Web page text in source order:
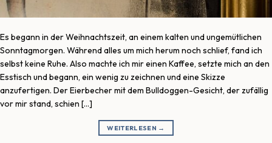
Es begann in der Weihnachtszeit, an einem kalten und ungemütlichen
Sonntagmorgen. Während alles um mich herum noch schlief, fand ich
selbst keine Ruhe. Also machte ich mir einen Kaffee, setzte mich an den
Esstisch und begann, ein wenig zu zeichnen und eine Skizze
anzufertigen. Der Eierbecher mit dem Bulldoggen-Gesicht, der zufällig
vor mir stand, schien […]
WEITERLESEN →